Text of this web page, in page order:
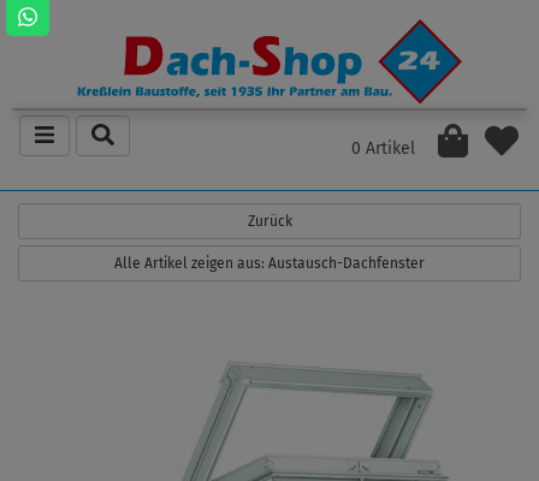
0 Artikel
Zurück
Alle Artikel zeigen aus: Austausch-Dachfenster